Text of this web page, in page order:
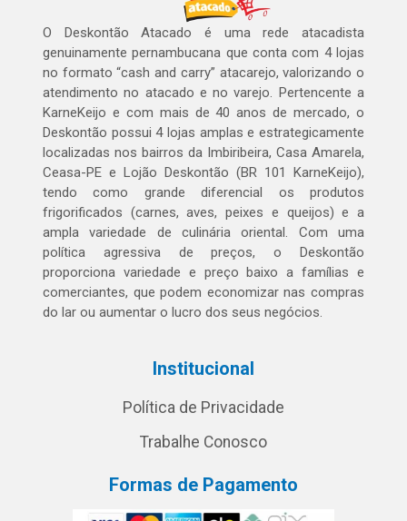
O Deskontão Atacado é uma rede atacadista
genuinamente pernambucana que conta com 4 lojas
no formato “cash and carry” atacarejo, valorizando o
atendimento no atacado e no varejo. Pertencente a
KarneKeijo e com mais de 40 anos de mercado, o
Deskontão possui 4 lojas amplas e estrategicamente
localizadas nos bairros da Imbiribeira, Casa Amarela,
Ceasa-PE e Lojão Deskontão (BR 101 KarneKeijo),
tendo como grande diferencial os produtos
frigorificados (carnes, aves, peixes e queijos) e a
ampla variedade de culinária oriental. Com uma
política agressiva de preços, o Deskontão
proporciona variedade e preço baixo a famílias e
comerciantes, que podem economizar nas compras
do lar ou aumentar o lucro dos seus negócios.
Institucional
Política de Privacidade
Trabalhe Conosco
Formas de Pagamento